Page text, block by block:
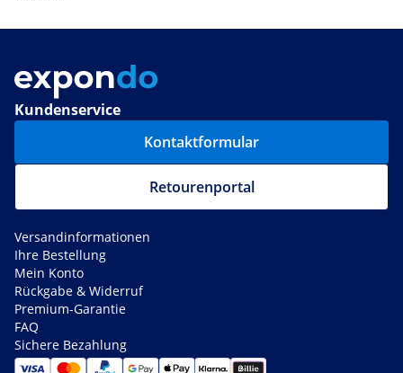
Kundenservice
Kontaktformular
Retourenportal
Versandinformationen
Ihre Bestellung
Mein Konto
Rückgabe & Widerruf
Premium-Garantie
FAQ
Sichere Bezahlung